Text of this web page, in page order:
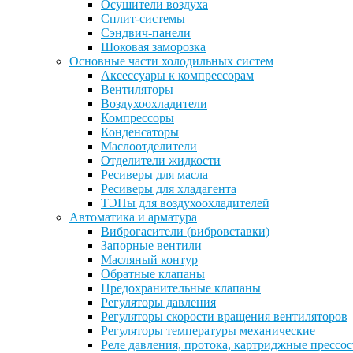
Осушители воздуха
Сплит-системы
Сэндвич-панели
Шоковая заморозка
Основные части холодильных систем
Аксессуары к компрессорам
Вентиляторы
Воздухоохладители
Компрессоры
Конденсаторы
Маслоотделители
Отделители жидкости
Ресиверы для масла
Ресиверы для хладагента
ТЭНы для воздухоохладителей
Автоматика и арматура
Виброгасители (вибровставки)
Запорные вентили
Масляный контур
Обратные клапаны
Предохранительные клапаны
Регуляторы давления
Регуляторы скорости вращения вентиляторов
Регуляторы температуры механические
Реле давления, протока, картриджные